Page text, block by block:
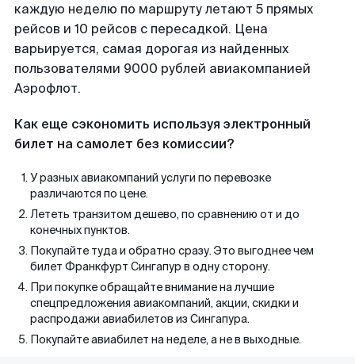
каждую неделю по маршруту летают 5 прямых
рейсов и 10 рейсов с пересадкой. Цена
варьируется, самая дорогая из найденных
пользователями 9000 рублей авиакомпанией
Аэрофлот.
Как еще сэкономить используя электронный
билет на самолет без комиссии?
У разных авиакомпаний услуги по перевозке
различаются по цене.
Лететь транзитом дешево, по сравнению от и до
конечных пунктов.
Покупайте туда и обратно сразу. Это выгоднее чем
билет Франкфурт Сингапур в одну сторону.
При покупке обращайте внимание на лучшие
спецпредложения авиакомпаний, акции, скидки и
распродажи авиабилетов из Сингапура.
Покупайте авиабилет на неделе, а не в выходные.